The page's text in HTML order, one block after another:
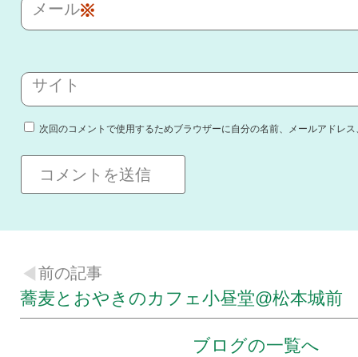
メール※
サイト
次回のコメントで使用するためブラウザーに自分の名前、メールアドレ
前の記事
蕎麦とおやきのカフェ小昼堂@松本城前
ブログの一覧へ